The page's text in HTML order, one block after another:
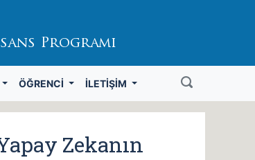
Programı
ÖĞRENCI İLETIŞIM
Zekanın